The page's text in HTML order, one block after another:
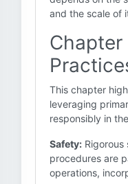
and the scale of
This chapter
leveraging
responsibly in
Safety:
procedures are
operations,